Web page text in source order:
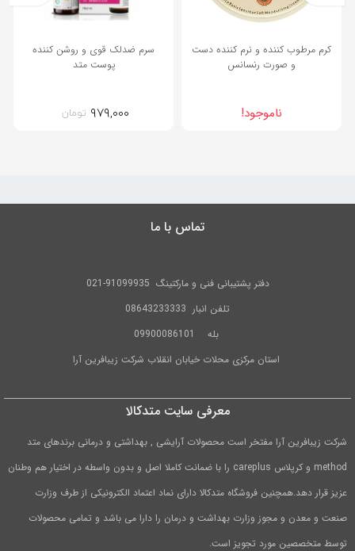
کرم مرطوب کننده و نرم کننده دست
و صورت رنسانس
ناموجود!
سرم ضدلک قوی و روشن کننده
پوست متد
۹۷۹,۰۰۰ تومان
تماس با ما
دفتر پشتیبانی فنی و مارکتینگ 91099935-021
تلفن انبار 08643233333
بله
09900086101
استان مرکزی محلات خیابان انقلاب شرکت زیبافرین آرا
معرفی سایت متدکالا
شرکت زیبافرین آرا مفتخر است محصولات آرایشی , بهداشتی و درمانی برندهای متد
method و کرپلاس careplus را با ضمانت کاملا اصل و بدون واسطه در اختیار هم وطنان
عزیز قرار دهد.همچنین فروشگاه متدکالا دارای نماد اعتماد الکترونیکی از طرف وزارت
صنعت و معدن و مجوز وزارت بهداشت و درمان را دارا می باشد و تمامی محصولات
توسط متخصصین مورد تجویز است.